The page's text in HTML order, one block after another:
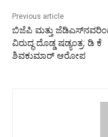
Previous article
ಬಿಜೆಪಿ ಮತ್ತು
ವಿರುದ್ಧ ದೊಡ್ಡ ಷಡ್ಯಂತ್ರ: ಡಿ ಕೆ
ಶಿವಕುಮಾರ್‌ ಆರೋಪ